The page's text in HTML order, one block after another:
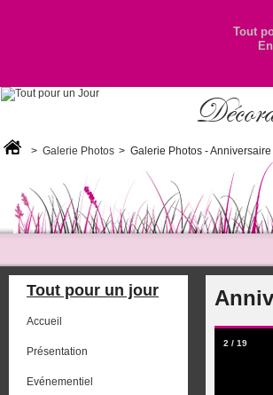
Tout
> Galerie Photos > Galerie Photos -
Tout pour un jour
Accueil
Présentation
Evénementiel
2 / 19